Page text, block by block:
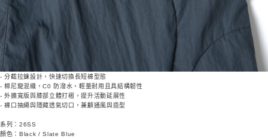
- 分截拉鍊設計，快速切換長短褲型態
- 棉尼龍混織，C0 防潑水，輕量耐用且具結構韌性
- 外擴寬版與膝部立體打褶，提升活動延展性
- 褲口抽繩與隱藏透氣切口，兼顧通風與造型
系列：26SS
顏色：Black / Slate Blue